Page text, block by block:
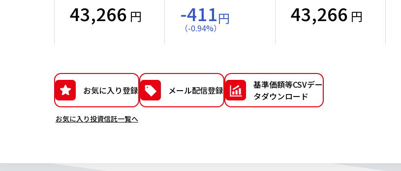
43,266 円 -411円
（-0.94%）
43,266 円
お気に入り登録
お気に入り投資信託一覧へ
メール配信登録
基準価額等CSVデー
タダウンロード